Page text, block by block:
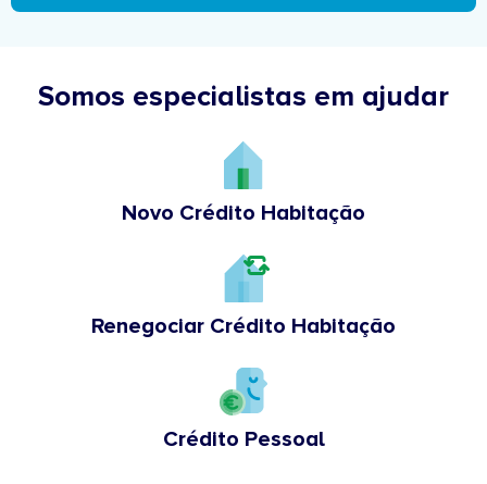
Somos especialistas em ajudar
Novo Crédito Habitação
Renegociar Crédito Habitação
Crédito Pessoal